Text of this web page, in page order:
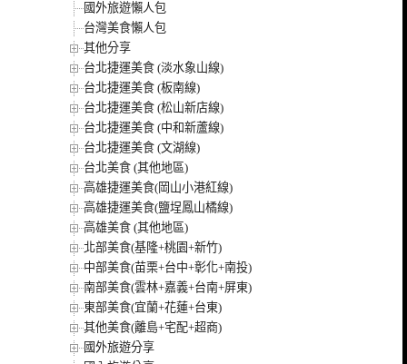
國外旅遊懶人包
台灣美食懶人包
其他分享
台北捷運美食 (淡水象山線)
台北捷運美食 (板南線)
台北捷運美食 (松山新店線)
台北捷運美食 (中和新蘆線)
台北捷運美食 (文湖線)
台北美食 (其他地區)
高雄捷運美食(岡山小港紅線)
高雄捷運美食(鹽埕鳳山橘線)
高雄美食 (其他地區)
北部美食(基隆+桃園+新竹)
中部美食(苗栗+台中+彰化+南投)
南部美食(雲林+嘉義+台南+屏東)
東部美食(宜蘭+花蓮+台東)
其他美食(離島+宅配+超商)
國外旅遊分享